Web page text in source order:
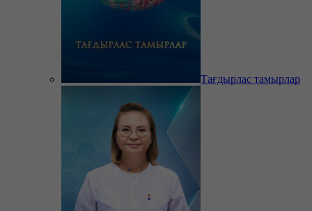
Тағдырлас тамырлар